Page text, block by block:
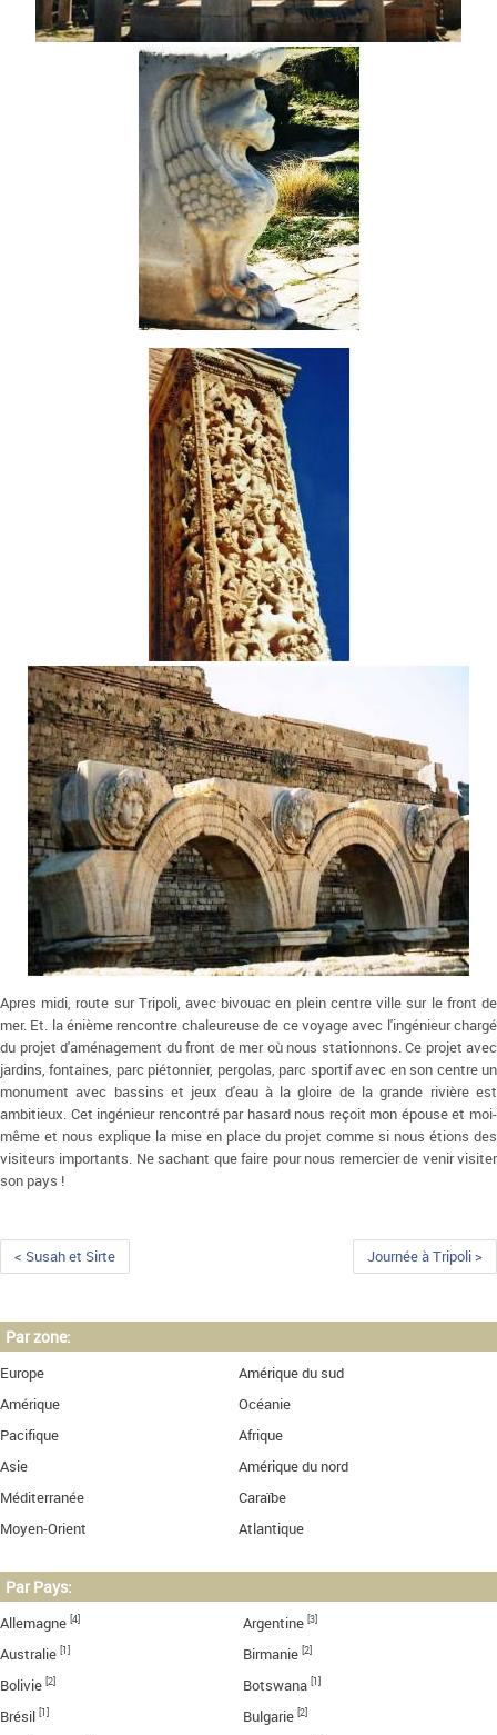
Apres midi, route sur Tripoli, avec bivouac en plein centre ville sur le front de
mer. Et. la énième rencontre chaleureuse de ce voyage avec l'ingénieur chargé
du projet d'aménagement du front de mer où nous stationnons. Ce projet avec
jardins, fontaines, parc piétonnier, pergolas, parc sportif avec en son centre un
monument avec bassins et jeux d'eau à la gloire de la grande rivière est
ambitieux. Cet ingénieur rencontré par hasard nous reçoit mon épouse et moi-
même et nous explique la mise en place du projet comme si nous étions des
visiteurs importants. Ne sachant que faire pour nous remercier de venir visiter
son pays !
< Susah et Sirte Journée à Tripoli >
Par zone:
Europe
Amérique du sud
Amérique
Océanie
Pacifique
Afrique
Asie
Amérique du nord
Méditerranée
Caraïbe
Moyen-Orient
Atlantique
Par Pays:
Allemagne [4] Argentine [3]
Australie [1] Birmanie [2]
Bolivie [2] Botswana [1]
Brésil [1] Bulgarie [2]